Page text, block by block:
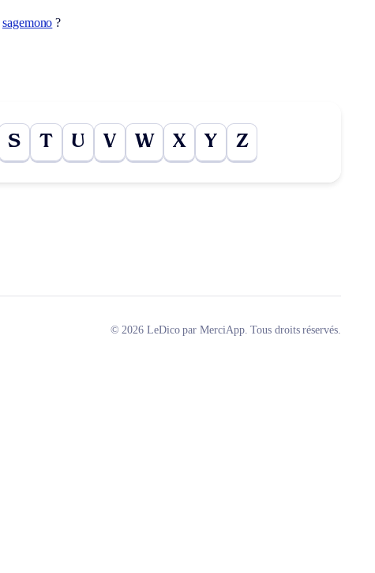
sagemono ?
S T U V W X Y Z
© 2026 LeDico par MerciApp. Tous droits réservés.